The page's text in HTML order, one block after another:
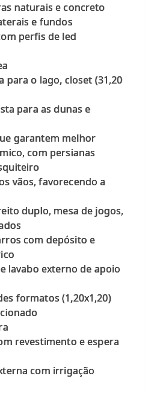
naturais e concreto
e fundos
perfis de led
para o lago, closet (31,20
para as dunas e
garantem melhor
com persianas
vãos, favorecendo a
duplo, mesa de jogos,
com depósito e
lavabo externo de apoio
formatos (1,20x1,20)
revestimento e espera
com irrigação